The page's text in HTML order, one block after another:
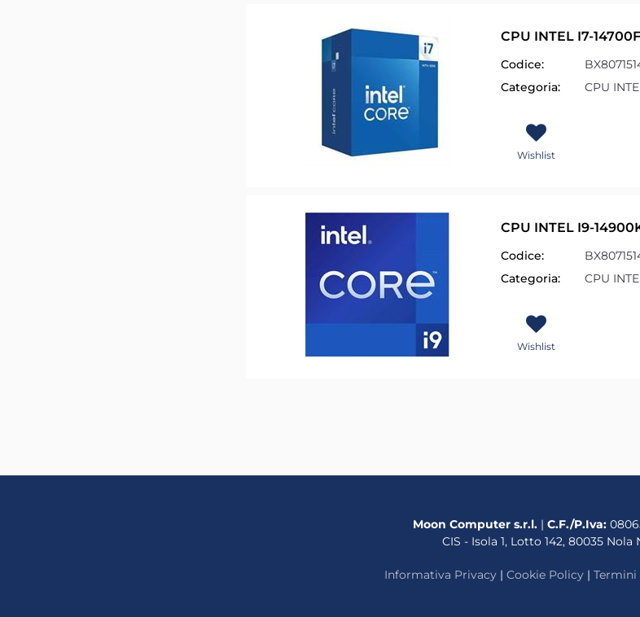
CPU INTEL I7-
Codice:
Categoria:
CPU
Wishlist
CPU INTEL I9-
Codice:
Categoria:
CPU
Wishlist
Moon Computer s.r.l.| C.F./P.Iva:
CIS - Isola 1, Lotto 142, 80035 Nola
Informativa Privacy | Cookie Policy | Termini